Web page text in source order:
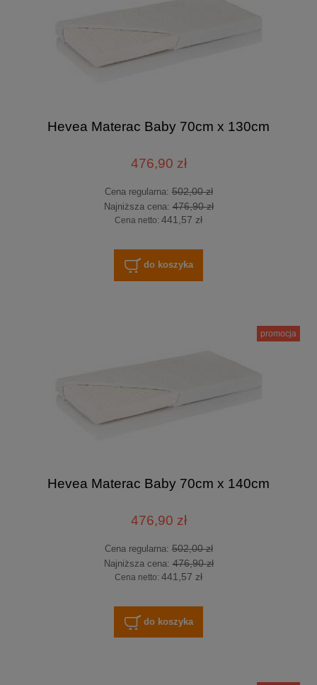
Hevea Materac Baby 70cm x 130cm
476,90 zł
Cena regularna:502,00 zł
Najniższa cena:476,90 zł
Cena netto: 441,57 zł
do koszyka
Hevea Materac Baby 70cm x 140cm
476,90 zł
Cena regularna:502,00 zł
Najniższa cena:476,90 zł
Cena netto: 441,57 zł
do koszyka
promocja